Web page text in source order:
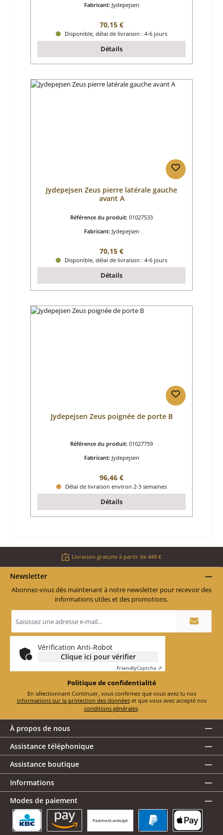
Fabricant: Jydepejsen
Prix régulier :
70,15 €
Disponible, délai de livraison : 4-6 jours
Détails
Jydepejsen Zeus pierre latérale gauche
avant A
Référence du produit: 01027533
Fabricant: Jydepejsen
Prix régulier :
70,15 €
Disponible, délai de livraison : 4-6 jours
Détails
Jydepejsen Zeus poignée de porte B
Référence du produit: 01027759
Fabricant: Jydepejsen
Prix régulier :
96,46 €
Délai de livraison environ 2-3 semaines
Détails
Livraison gratuite à partir de 449 €
Newsletter
Abonnez-vous dès maintenant à notre newsletter pour recevoir des
informations utiles et des promotions.
e-
mail
*
Vérification Anti-Robot
Clique ici pour vérifier
FriendlyCaptcha ⇗
Politique de confidentialité
En sélectionnant Continuer, vous confirmez que vous avez lu nos
informations sur la protection des données
et que vous avez accepté nos
conditions générales.
À propos de nous
Assistance téléphonique
Assistance boutique
Informations
Modes de paiement
Paiement anticipé